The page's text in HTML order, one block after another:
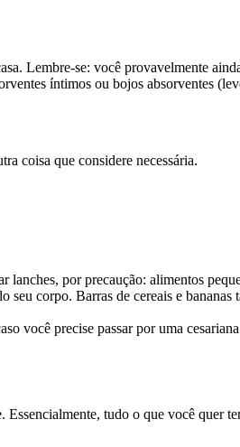
Lembre-se: você provavelmente
íntimos ou bojos absorventes
coisa que considere necessária.
por precaução: alimentos
corpo. Barras de cereais e
você precise passar por uma
tudo o que você quer